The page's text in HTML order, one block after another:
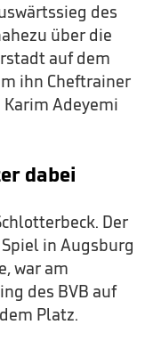
des
über die
auf dem
ihn Cheftrainer
Karim Adeyemi
dabei
Der
in Augsburg
war am
des BVB auf
Platz.